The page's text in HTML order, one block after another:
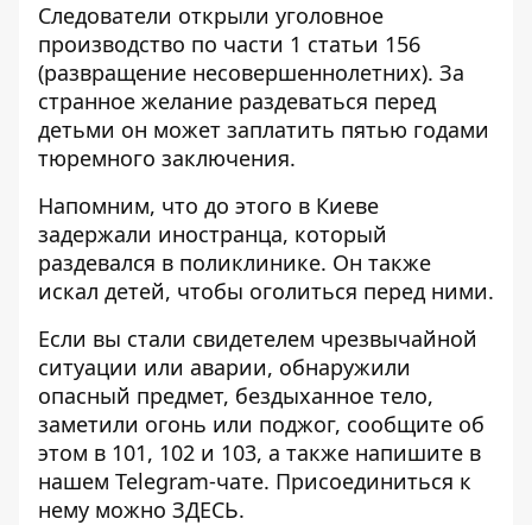
Следователи открыли уголовное
производство по части 1 статьи 156
(развращение несовершеннолетних). За
странное желание раздеваться перед
детьми он может заплатить пятью годами
тюремного заключения.
Напомним, что до этого в Киеве
задержали иностранца, который
раздевался в поликлинике. Он также
искал детей, чтобы оголиться перед ними.
Если вы стали свидетелем чрезвычайной
ситуации или аварии, обнаружили
опасный предмет, бездыханное тело,
заметили огонь или поджог, сообщите об
этом в 101, 102 и 103, а также напишите в
нашем Telegram-чате. Присоединиться к
нему можно ЗДЕСЬ.